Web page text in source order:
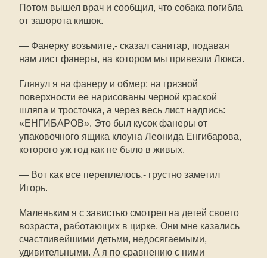
Потом вышел врач и сообщил, что собака погибла
от заворота кишок.
— Фанерку возьмите,- сказал санитар, подавая
нам лист фанеры, на котором мы привезли Люкса.
Глянул я на фанеру и обмер: на грязной
поверхности ее нарисованы черной краской
шляпа и тросточка, а через весь лист надпись:
«ЕНГИБАРОВ». Это был кусок фанеры от
упаковочного ящика клоуна Леонида Енгибарова,
которого уж год как не было в живых.
— Вот как все переплелось,- грустно заметил
Игорь.
Маленьким я с завистью смотрел на детей своего
возраста, работающих в цирке. Они мне казались
счастливейшими детьми, недосягаемыми,
удивительными. А я по сравнению с ними